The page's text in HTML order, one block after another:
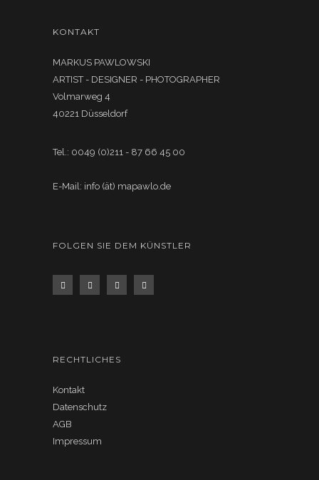
KONTAKT
MARKUS PAWLOWSKI
ARTIST - DESIGNER - PHOTOGRAPHER
Volmarweg 4
40221 Düsseldorf
Tel.: 0049 (0)211 - 87 66 45 00
E-Mail: info (ät) mapawlo.de
FOLGEN SIE DEM KÜNSTLER
RECHTLICHES
Kontakt
Datenschutz
AGB
Impressum